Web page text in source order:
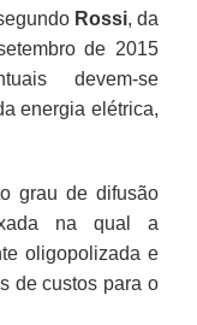
Rossi, da
de 2015
devem-se
energia elétrica,
grau de difusão
na qual a
oligopolizada e
de custos para o